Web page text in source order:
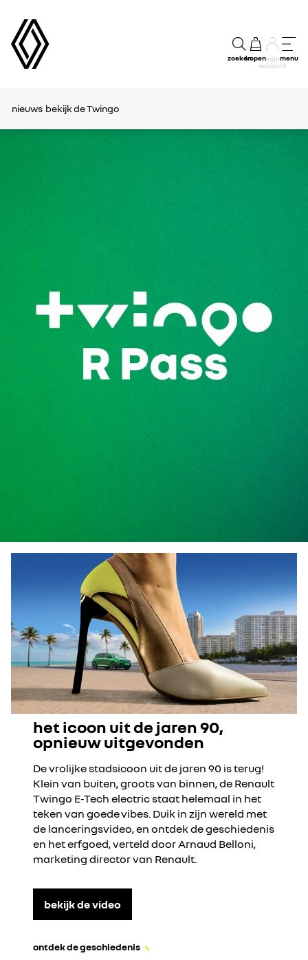
zoekenkopenmijn
account
menu
nieuws bekijk de Twingo
het icoon uit de jaren 90,
opnieuw uitgevonden
De vrolijke stadsicoon uit de jaren 90 is terug!
Klein van buiten, groots van binnen, de Renault
Twingo E-Tech electric staat helemaal in het
teken van goede vibes. Duik in zijn wereld met
de lanceringsvideo, en ontdek de geschiedenis
en het erfgoed, verteld door Arnaud Belloni,
marketing director van Renault.
bekijk de video
ontdek de geschiedenis